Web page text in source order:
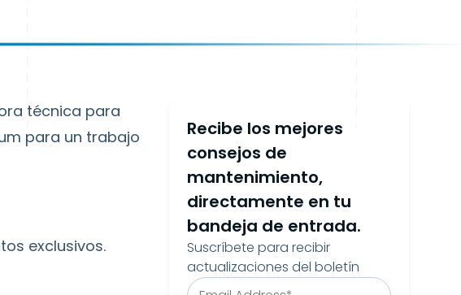
técnica para
para un trabajo
exclusivos.
Recibe los mejores
consejos de
mantenimiento,
directamente en tu
bandeja de entrada.
Suscríbete para recibir
actualizaciones del boletín